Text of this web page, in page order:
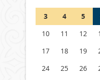
Германия аптап
бастады
04 тамыз 2026 ж.
3
4 5
10
11 12
17
18 19
24
25 26